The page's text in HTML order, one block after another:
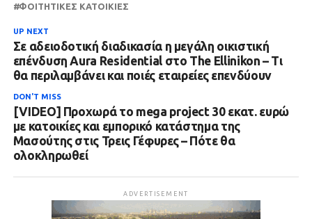
ΦΟΙΤΗΤΙΚΈΣ ΚΑΤΟΙΚΊΕΣ
UP NEXT
Σε αδειοδοτική διαδικασία η μεγάλη οικιστική
επένδυση Aura Residential στο The Ellinikon – Τι
θα περιλαμβάνει και ποιές εταιρείες επενδύουν
DON'T MISS
[VIDEO] Προχωρά το mega project 30 εκατ. ευρώ
με κατοικίες και εμπορικό κατάστημα της
Μασούτης στις Τρεις Γέφυρες – Πότε θα
ολοκληρωθεί
ADVERTISEMENT